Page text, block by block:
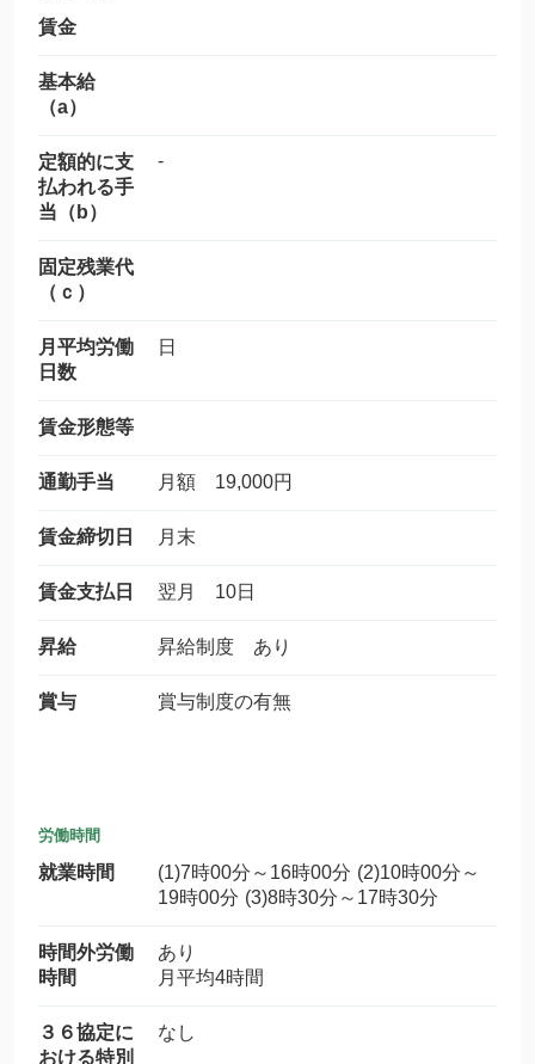
賃金
基本給
（a）
定額的に支
払われる手
当（b）
-
固定残業代
（ｃ）
月平均労働
日数
日
賃金形態等
通勤手当 月額 19,000円
賃金締切日 月末
賃金支払日 翌月 10日
昇給 昇給制度 あり
賞与 賞与制度の有無
労働時間
就業時間
(1)7時00分～16時00分 (2)10時00分～
19時00分 (3)8時30分～17時30分
時間外労働
時間
あり
月平均4時間
３６協定に
おける特別
なし